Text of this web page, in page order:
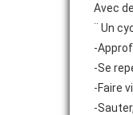
Avec
¨ Un
-
-Se
-Faire
-